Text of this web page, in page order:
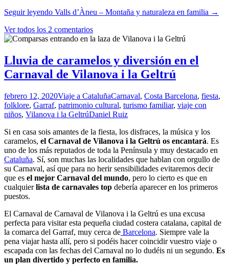
Seguir leyendo Valls d’Àneu – Montaña y naturaleza en familia →
Ver todos los 2 comentarios
Lluvia de caramelos y diversión en el
Carnaval de Vilanova i la Geltrú
febrero 12, 2020Viaje a CataluñaCarnaval, Costa Barcelona, fiesta,
folklore, Garraf, patrimonio cultural, turismo familiar, viaje con
niños, Vilanova i la GeltrúDaniel Ruiz
Si en casa sois amantes de la fiesta, los disfraces, la música y los
caramelos, el Carnaval de Vilanova i la Geltrú os encantará. Es
uno de los más reputados de toda la Península y muy destacado en
Cataluña. Sí, son muchas las localidades que hablan con orgullo de
su Carnaval, así que para no herir sensibilidades evitaremos decir
que es el mejor Carnaval del mundo, pero lo cierto es que en
cualquierlista de carnavales top debería aparecer en los primeros
puestos.
El Carnaval de Carnaval de Vilanova i la Geltrú es una excusa
perfecta para visitar esta pequeña ciudad costera catalana, capital de
la comarca del Garraf, muy cerca de Barcelona. Siempre vale la
pena viajar hasta allí, pero si podéis hacer coincidir vuestro viaje o
escapada con las fechas del Carnaval no lo dudéis ni un segundo. Es
un plan divertido y perfecto en familia.